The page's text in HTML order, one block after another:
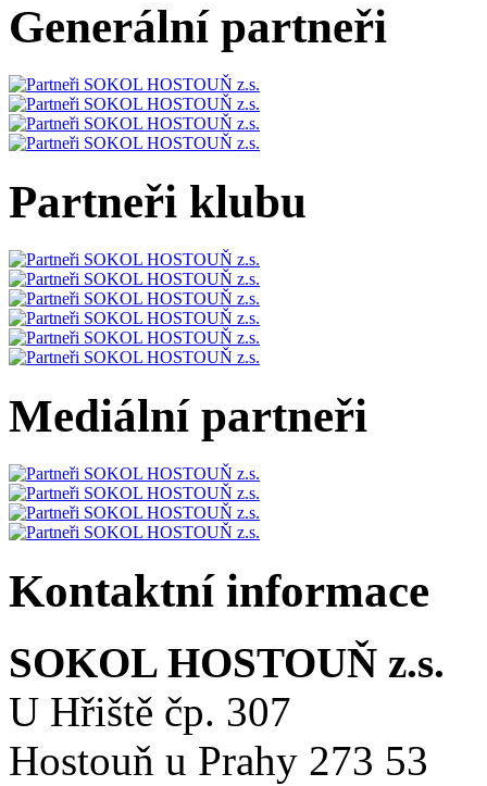
Generální partneři
Partneři klubu
Mediální partneři
Kontaktní informace
SOKOL HOSTOUŇ z.s.
U Hřiště čp. 307
Hostouň u Prahy 273 53